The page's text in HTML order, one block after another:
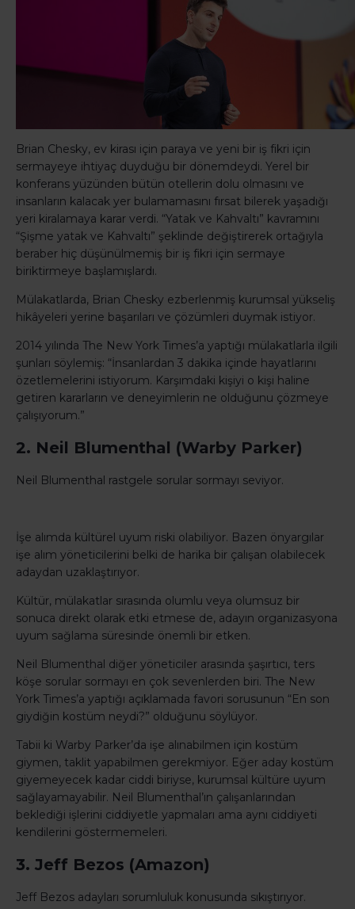
Brian Chesky, ev kirası için paraya ve yeni bir iş fikri için
sermayeye ihtiyaç duyduğu bir dönemdeydi. Yerel bir
konferans yüzünden bütün otellerin dolu olmasını ve
insanların kalacak yer bulamamasını fırsat bilerek yaşadığı
yeri kiralamaya karar verdi. “Yatak ve Kahvaltı” kavramını
“Şişme yatak ve Kahvaltı” şeklinde değiştirerek ortağıyla
beraber hiç düşünülmemiş bir iş fikri için sermaye
biriktirmeye başlamışlardı.
Mülakatlarda, Brian Chesky ezberlenmiş kurumsal yükseliş
hikâyeleri yerine başarıları ve çözümleri duymak istiyor.
2014 yılında The New York Times’a yaptığı mülakatlarla ilgili
şunları söylemiş: “İnsanlardan 3 dakika içinde hayatlarını
özetlemelerini istiyorum. Karşımdaki kişiyi o kişi haline
getiren kararların ve deneyimlerin ne olduğunu çözmeye
çalışıyorum.”
2. Neil Blumenthal (Warby Parker)
Neil Blumenthal rastgele sorular sormayı seviyor.
İşe alımda kültürel uyum riski olabiliyor. Bazen önyargılar
işe alım yöneticilerini belki de harika bir çalışan olabilecek
adaydan uzaklaştırıyor.
Kültür, mülakatlar sırasında olumlu veya olumsuz bir
sonuca direkt olarak etki etmese de, adayın organizasyona
uyum sağlama süresinde önemli bir etken.
Neil Blumenthal diğer yöneticiler arasında şaşırtıcı, ters
köşe sorular sormayı en çok sevenlerden biri. The New
York Times’a yaptığı açıklamada favori sorusunun “En son
giydiğin kostüm neydi?” olduğunu söylüyor.
Tabii ki Warby Parker’da işe alınabilmen için kostüm
giymen, taklit yapabilmen gerekmiyor. Eğer aday kostüm
giyemeyecek kadar ciddi biriyse, kurumsal kültüre uyum
sağlayamayabilir. Neil Blumenthal’ın çalışanlarından
beklediği işlerini ciddiyetle yapmaları ama aynı ciddiyeti
kendilerini göstermemeleri.
3. Jeff Bezos (Amazon)
Jeff Bezos adayları sorumluluk konusunda sıkıştırıyor.